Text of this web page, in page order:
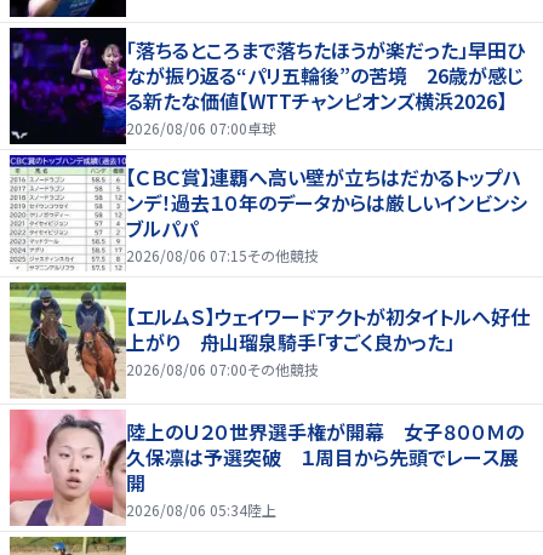
「落ちるところまで落ちたほうが楽だった」早田ひ
なが振り返る“パリ五輪後”の苦境 26歳が感じ
る新たな価値【WTTチャンピオンズ横浜2026】
2026/08/06 07:00卓球
【ＣＢＣ賞】連覇へ高い壁が立ちはだかるトップハ
ンデ！過去１０年のデータからは厳しいインビンシ
ブルパパ
2026/08/06 07:15その他競技
【エルムＳ】ウェイワードアクトが初タイトルへ好仕
上がり 舟山瑠泉騎手「すごく良かった」
2026/08/06 07:00その他競技
陸上のＵ２０世界選手権が開幕 女子８００Ｍの
久保凛は予選突破 １周目から先頭でレース展
開
2026/08/06 05:34陸上